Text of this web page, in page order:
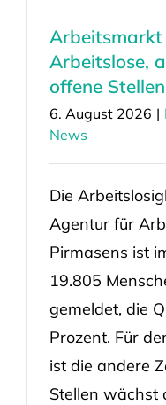
Arbeitslose,
offene Stellen
6. August 2026 |
News
Die
Agentur für
Pirmasens ist
19.805
gemeldet, die
Prozent. Für
ist die andere
Stellen wächst